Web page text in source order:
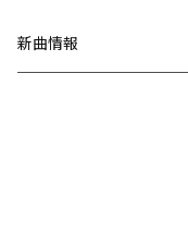
新曲情報